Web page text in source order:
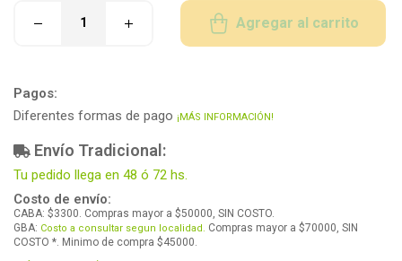
Agregar al carrito
Pagos:
Diferentes formas de pago ¡MÁS INFORMACIÓN!
Envío Tradicional:
Tu pedido llega en 48 ó 72 hs.
Costo de envío:
CABA: $3300. Compras mayor a $50000, SIN COSTO.
GBA: Costo a consultar segun localidad.
Compras mayor a $70000, SIN
COSTO *. Minimo de compra $45000.